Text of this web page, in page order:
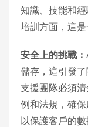
知識、技能和
培訓方面，這是
安全上的挑戰：
儲存，這引發
支援團隊必須
例和法規，確
以保護客戶的數